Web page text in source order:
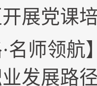
展党课
·名师领
发展路